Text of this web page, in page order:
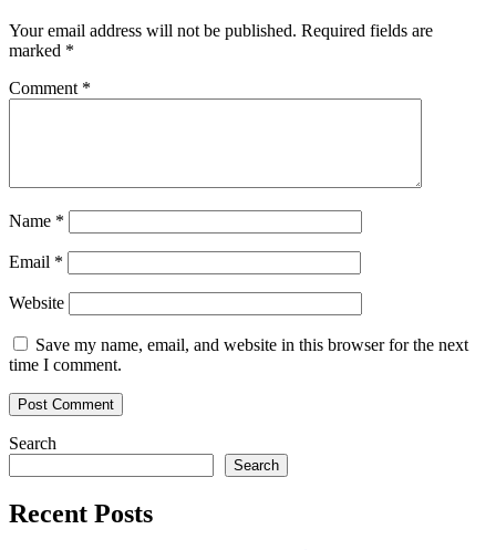
Your email address will not be published. Required fields are
marked *
Comment *
Name *
Email *
Website
Save my name, email, and website in this browser for the next
time I comment.
Search
Search
Recent Posts